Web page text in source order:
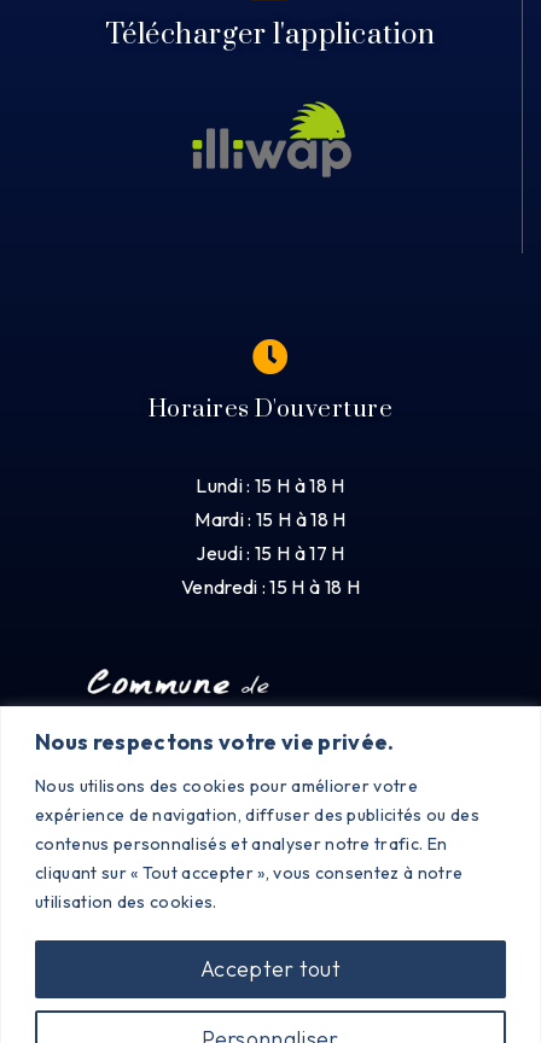
Nous respectons votre vie privée.
Nous utilisons des cookies pour améliorer votre
expérience de navigation, diffuser des publicités ou des
contenus personnalisés et analyser notre trafic. En
cliquant sur « Tout accepter », vous consentez à notre
utilisation des cookies.
Accepter tout
Télécharger l'application
Horaires D'ouverture
Lundi : 15 H à 18 H
Mardi : 15 H à 18 H
Jeudi : 15 H à 17 H
Vendredi : 15 H à 18 H
©2023 PONCINS |MENTIONS LÉGALES|POLITIQUE DE